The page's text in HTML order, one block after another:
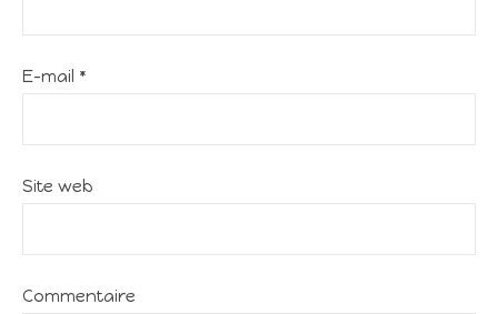
E-mail *
Site web
Commentaire